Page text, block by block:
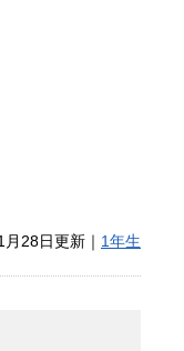
28日更新｜ 1年生